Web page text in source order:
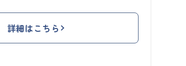
詳細はこちら